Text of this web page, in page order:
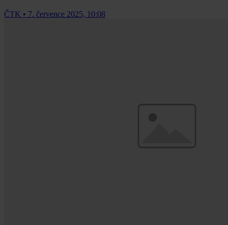
ČTK • 7. července 2025, 10:08